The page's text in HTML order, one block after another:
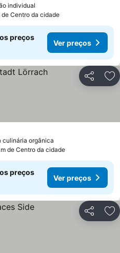
individual
de Centro da cidade
preços
Ver preços
Partilhar
culinária orgânica
de Centro da cidade
preços
Ver preços
Partilhar